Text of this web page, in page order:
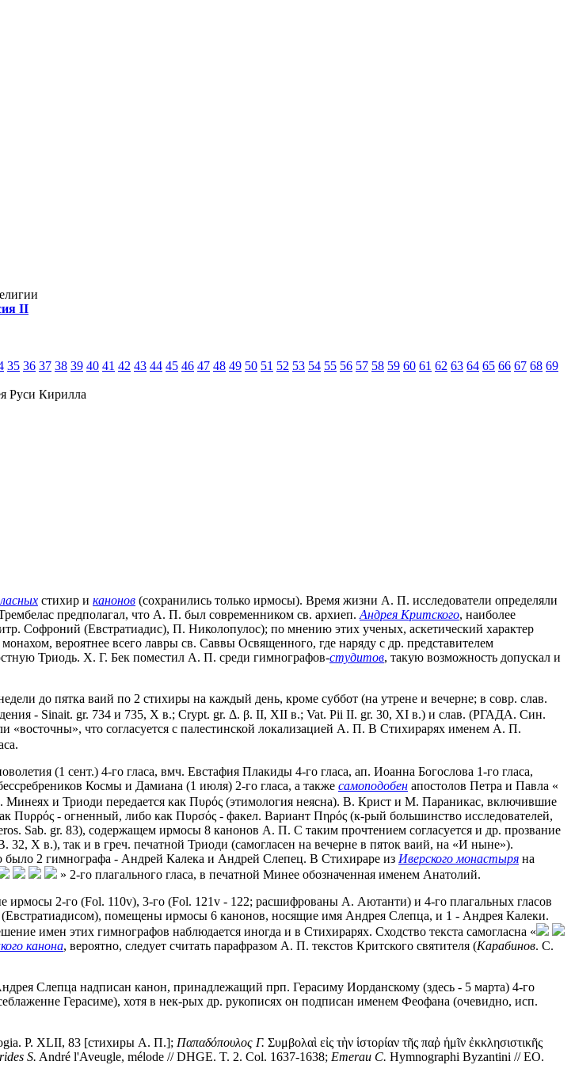
II
35 36 37 38 39 40 41 42 43 44 45 46 47 48 49 50 51 52 53 54 55 56 57 58 59 60 61 62 63 64 65 66 67 68 69
Руси Кирилла
стихир и канонов (сохранились только ирмосы). Время жизни А. П. исследователи определяли
предполагал, что А. П. был современником св. архиеп. Андрея Критского, наиболее
Софроний (Евстратиадис), П. Николопулос); по мнению этих ученых, аскетический характер
вероятнее всего лавры св. Саввы Освященного, где наряду с др. представителем
Триодь. Х. Г. Бек поместил А. П. среди гимнографов-cтудитов, такую возможность допускал и
до пятка ваий по 2 стихиры на каждый день, кроме суббот (на утрене и вечерне; в совр. слав.
- Sinait. gr. 734 и 735, X в.; Crypt. gr. Δ. β. II, XII в.; Vat. Pii II. gr. 30, XI в.) и слав. (РГАДА. Син.
«восточны», что согласуется с палестинской локализацией А. П. В Стихирарях именем А. П.
(1 сент.) 4-го гласа, вмч. Евстафия Плакиды 4-го гласа, ап. Иоанна Богослова 1-го гласа,
Космы и Дамиана (1 июля) 2-го гласа, а также самоподобен апостолов Петра и Павла «
Минеях и Триоди передается как Πυρός (этимология неясна). В. Крист и М. Параникас, включившие
- огненный, либо как Πυρσός - факел. Вариант Πηρός (к-рый большинство исследователей,
Sab. gr. 83), содержащем ирмосы 8 канонов А. П. С таким прочтением согласуется и др. прозвание
X в.), так и в греч. печатной Триоди (самогласен на вечерне в пяток ваий, на «И ныне»).
2 гимнографа - Андрей Калека и Андрей Слепец. В Стихираре из Иверского монастыря на
» 2-го плагального гласа, в печатной Минее обозначенная именем Анатолий.
2-го (Fol. 110v), 3-го (Fol. 121v - 122; расшифрованы А. Аютанти) и 4-го плагальных гласов
помещены ирмосы 6 канонов, носящие имя Андрея Слепца, и 1 - Андрея Калеки.
имен этих гимнографов наблюдается иногда и в Стихирарях. Сходство текста самогласна «
канона, вероятно, следует считать парафразом А. П. текстов Критского святителя (Карабинов. С.
Слепца надписан канон, принадлежащий прп. Герасиму Иорданскому (здесь - 5 марта) 4-го
Герасиме), хотя в нек-рых др. рукописях он подписан именем Феофана (очевидно, исп.
P. XLII, 83 [стихиры А. П.]; Παπαδόπουλος Γ. Συμβολαὶ εἰς τὴν ἱστορίαν τῆς παῤ ἡμῖν ἐκκλησιστικῆς
S. André l'Aveugle, mélode // DHGE. T. 2. Col. 1637-1638; Emerau C. Hymnographi Byzantini // EO.